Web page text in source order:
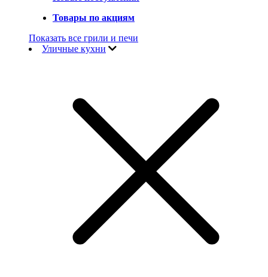
Товары по акциям
Показать все грили и печи
Уличные кухни